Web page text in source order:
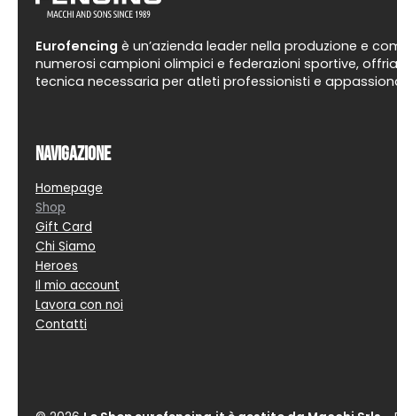
Eurofencing è un’azienda leader nella produzione e
numerosi campioni olimpici e federazioni sportive,
tecnica necessaria per atleti professionisti e
Navigazione
Homepage
Shop
Gift Card
Chi Siamo
Heroes
Il mio account
Lavora con noi
Contatti